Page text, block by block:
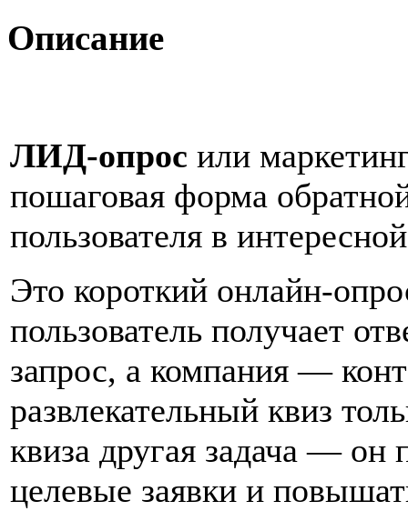
Описание
ЛИД-опрос или
пошаговая форма
пользователя в
Это короткий онлайн-
пользователь получает
запрос, а компания —
развлекательный квиз
квиза другая задача — он
целевые заявки и